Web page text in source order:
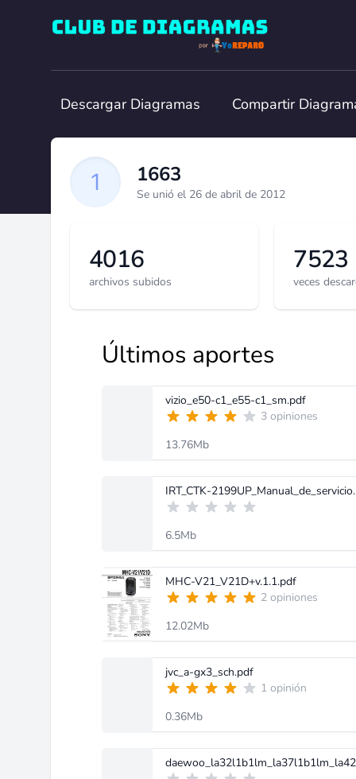
Club de Diagramas
Descargar Diagramas Compartir
1663
Se unió el 26 de abril de 2012
4016
archivos subidos
7523
veces
Últimos aportes
vizio_e50-c1_e55-c1_sm.pdf
3 opiniones
13.76Mb
IRT_CTK-
6.5Mb
MHC-V21_V21D+v.1.1.pdf
2 opiniones
12.02Mb
jvc_a-gx3_sch.pdf
1 opinión
0.36Mb